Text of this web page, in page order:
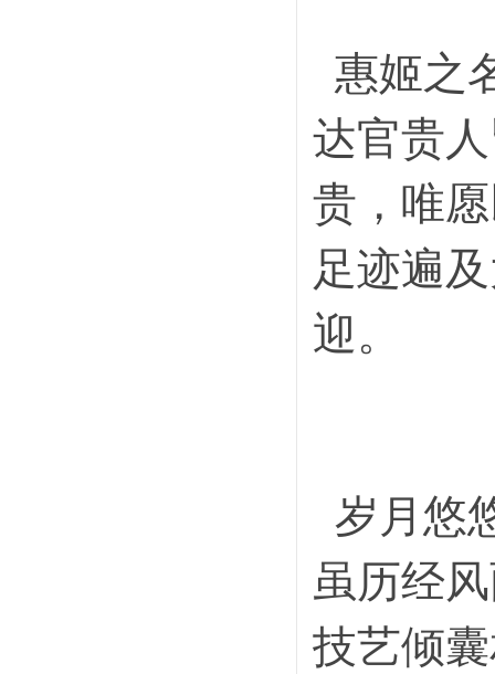
惠姬之
达官贵
贵，唯
足迹遍
迎。
岁月悠
虽历经
技艺倾